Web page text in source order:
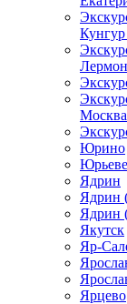
Юрино
Ядрин
Ядрин
Ядрин
Якутск
Яр-
Ярцево